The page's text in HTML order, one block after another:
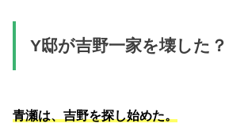
Y邸が吉野一家を壊した？
青瀬は、吉野を探し始めた。